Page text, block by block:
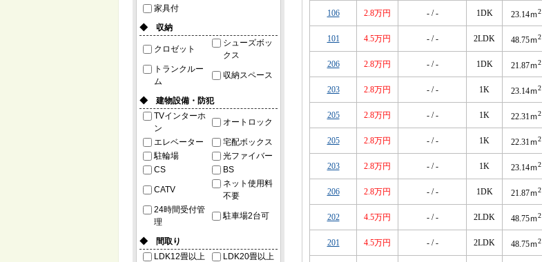
106 2.8万円 - / - 1DK 23.14ｍ2
101 4.5万円 - / - 2LDK 48.75ｍ2
206 2.8万円 - / - 1DK 21.87ｍ2
203 2.8万円 - / - 1K 23.14ｍ2
205 2.8万円 - / - 1K 22.31ｍ2
205 2.8万円 - / - 1K 22.31ｍ2
203 2.8万円 - / - 1K 23.14ｍ2
206 2.8万円 - / - 1DK 21.87ｍ2
202 4.5万円 - / - 2LDK 48.75ｍ2
201 4.5万円 - / - 2LDK 48.75ｍ2
家具付
◆ 収納
クロゼット
シューズボッ
クス
トランクルー
ム
収納スペース
◆ 建物設備・防犯
TVインターホ
ン
オートロック
エレベーター
宅配ボックス
駐輪場
光ファイバー
CS
BS
CATV
ネット使用料
不要
24時間受付管
理
駐車場2台可
◆ 間取り
LDK12畳以上
LDK20畳以上